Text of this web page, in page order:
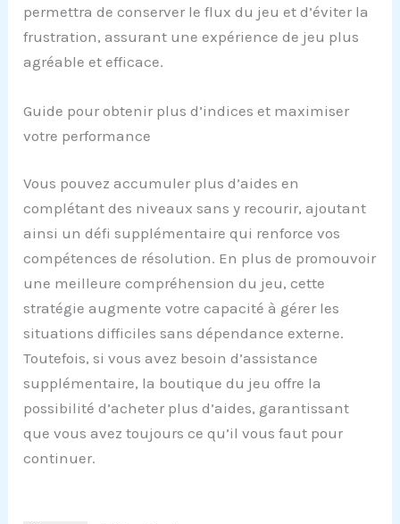
permettra de conserver le flux du jeu et d’éviter la
frustration, assurant une expérience de jeu plus
agréable et efficace.
Guide pour obtenir plus d’indices et maximiser
votre performance
Vous pouvez accumuler plus d’aides en
complétant des niveaux sans y recourir, ajoutant
ainsi un défi supplémentaire qui renforce vos
compétences de résolution. En plus de promouvoir
une meilleure compréhension du jeu, cette
stratégie augmente votre capacité à gérer les
situations difficiles sans dépendance externe.
Toutefois, si vous avez besoin d’assistance
supplémentaire, la boutique du jeu offre la
possibilité d’acheter plus d’aides, garantissant
que vous avez toujours ce qu’il vous faut pour
continuer.